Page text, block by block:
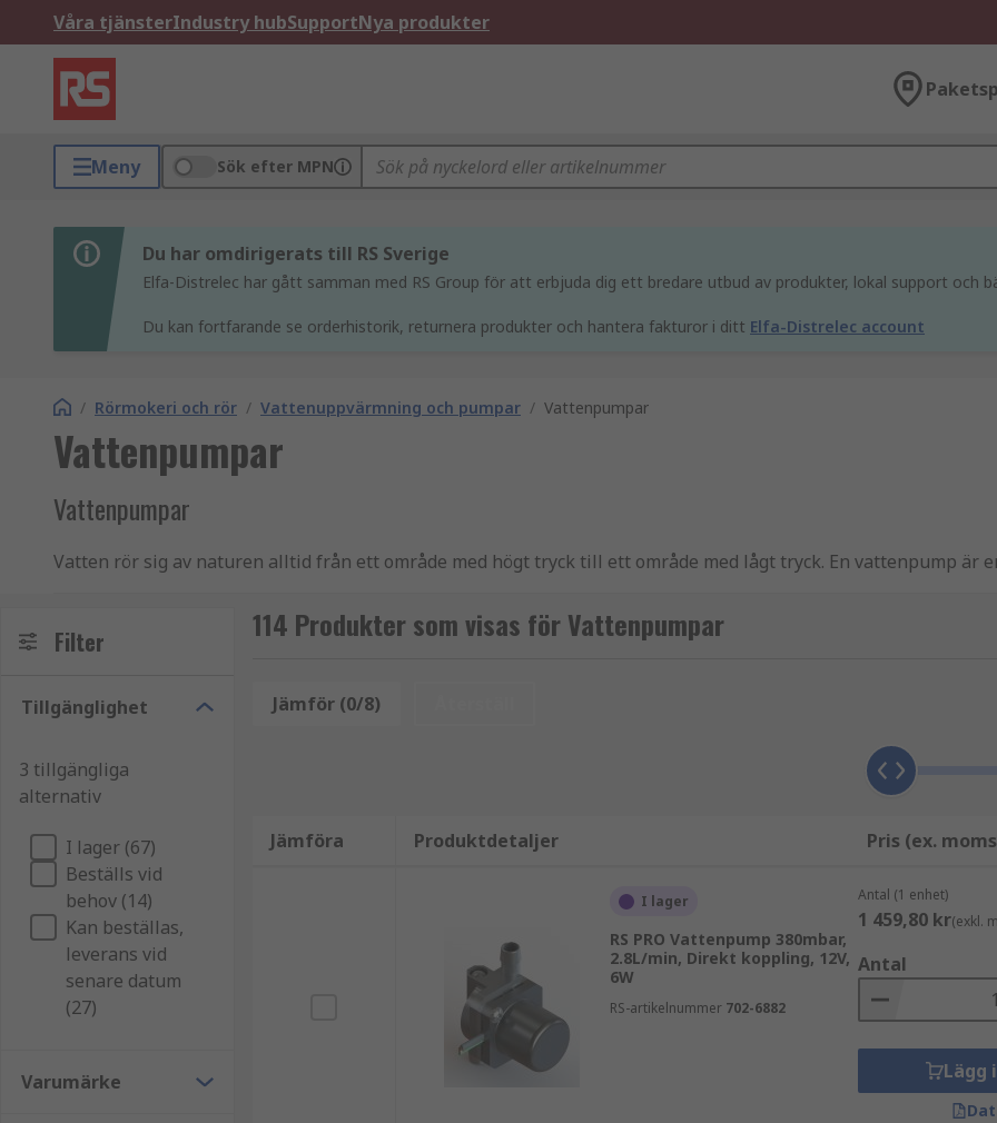
Våra tjänsterIndustry hubSupportNya produkter
Meny Sök efter MPN
Du har omdirigerats till RS Sverige
Elfa-Distrelec har gått samman med RS Group för att erbjuda dig ett bredare utbud av produkter, lokal support och
Du kan fortfarande se orderhistorik, returnera produkter och hantera fakturor i ditt Elfa-Distrelec account
/ Rörmokeri och rör / Vattenuppvärmning och pumpar / Vattenpumpar
Vattenpumpar
Vattenpumpar
Vatten rör sig av naturen alltid från ett område med högt tryck till ett område med lågt tryck. En vattenpump är
Hur fungerar en vattenpump?
Vattenpumpar drar in befintligt vatten i pumpen genom sugning via en inloppspunkt. Inloppspunkten har ett
vattenpump är utformad för att öka vattnets flödeshastighet för att skapa ett vakuum. Vid denna punkt har
Vattenpumpar finns i olika former, och att välja den bästa för applikationen beror på flera faktorer. Saker att
Vattenkvalitet
- Är vattnet rent, smutsigt eller förorenat? Innehåller vattnet några halvfasta eller fasta
Vattenmängd
per minut.
In- och utloppspunkter
- Kräver den valda pumpen fasta rör eller slang för in- och utloppspunkterna?
de gängade anslutningar eller accepterar de ett rör med en ytterdiameter i mm?
- Är tätningarna i pumpen lämpliga för jobbet?
Centrifugala vattenpumpar är idealiska för pumpning av högre flödeshastigheter
Filter
Tillgänglighet
3 tillgängliga
alternativ
I lager (67)
Beställs vid
behov (14)
Kan beställas,
leverans vid
senare datum
(27)
Varumärke
114 Produkter som visas för Vattenpumpar
Jämför (0/8)
Jämföra Produktdetaljer Pris (ex.
I lager
RS PRO Vattenpump 380mbar,
2.8L/min, Direkt koppling, 12V,
6W
RS-artikelnummer 702-6882
Antal (1 enhet)
1 459,80 kr(exkl.
Antal
Lägg